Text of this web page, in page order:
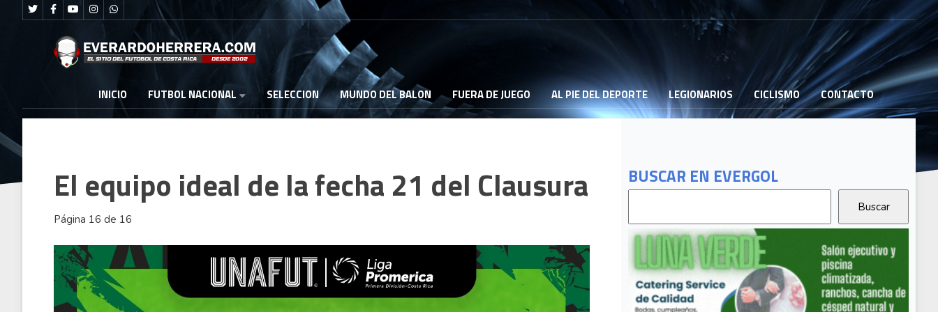
INICIO FUTBOL NACIONAL SELECCION MUNDO DEL BALON FUERA DE JUEGO AL PIE DEL DEPORTE LEGIONARIOS CICLISMO CONTACTO
BUSCAR EN EVERGOL
El equipo ideal de la fecha 21 del Clausura
Página 16 de 16